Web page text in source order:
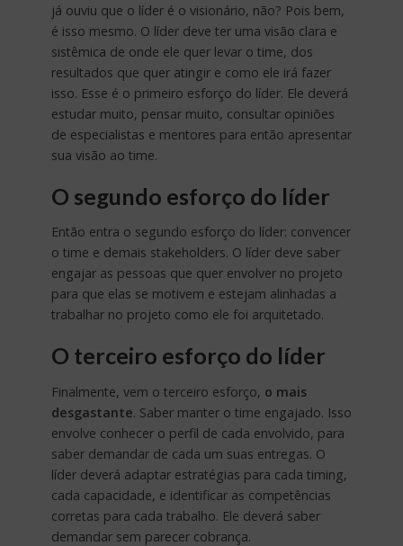
já ouviu que o líder é o visionário, não? Pois bem,
é isso mesmo. O líder deve ter uma visão clara e
sistêmica de onde ele quer levar o time, dos
resultados que quer atingir e como ele irá fazer
isso. Esse é o primeiro esforço do líder. Ele deverá
estudar muito, pensar muito, consultar opiniões
de especialistas e mentores para então apresentar
sua visão ao time.
O segundo esforço do líder
Então entra o segundo esforço do líder: convencer
o time e demais stakeholders. O líder deve saber
engajar as pessoas que quer envolver no projeto
para que elas se motivem e estejam alinhadas a
trabalhar no projeto como ele foi arquitetado.
O terceiro esforço do líder
Finalmente, vem o terceiro esforço, o mais
desgastante. Saber manter o time engajado. Isso
envolve conhecer o perfil de cada envolvido, para
saber demandar de cada um suas entregas. O
líder deverá adaptar estratégias para cada timing,
cada capacidade, e identificar as competências
corretas para cada trabalho. Ele deverá saber
demandar sem parecer cobrança.